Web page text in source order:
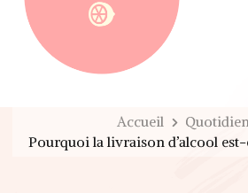
Assiette du midi
Accueil
Pourquoi la livraison d’alcool